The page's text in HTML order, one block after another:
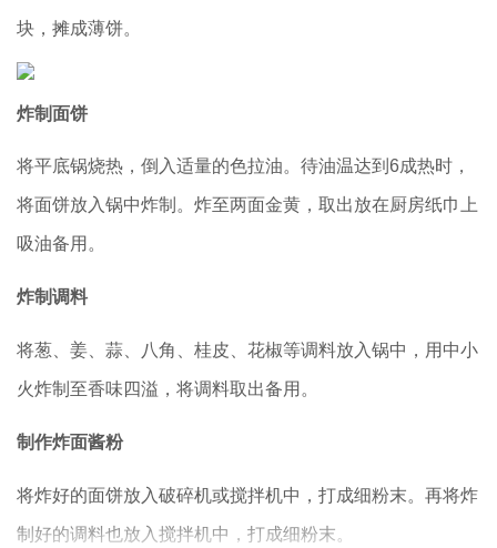
块，摊成薄饼。
炸制面饼
将平底锅烧热，倒入适量的色拉油。待油温达到6成热时，
将面饼放入锅中炸制。炸至两面金黄，取出放在厨房纸巾上
吸油备用。
炸制调料
将葱、姜、蒜、八角、桂皮、花椒等调料放入锅中，用中小
火炸制至香味四溢，将调料取出备用。
制作炸面酱粉
将炸好的面饼放入破碎机或搅拌机中，打成细粉末。再将炸
制好的调料也放入搅拌机中，打成细粉末。